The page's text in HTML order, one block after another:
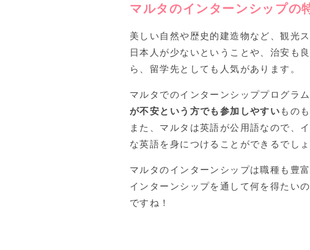
マルタのインターンシップの
美しい自然や歴史的建造物など、観光
日本人が少ないということや、治安も
ら、留学先としても人気があります。
マルタでのインターンシッププログラ
が不安という方でも参加しやすい もの
また、マルタは英語が公用語なので、
な英語を身につけることができるでしょ
マルタのインターンシップは職種も豊富
インターンシップを通して何を得たい
ですね！